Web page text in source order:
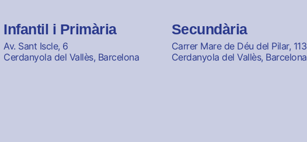
Infantil i Primària
Av. Sant Iscle, 6
Cerdanyola del Vallès, Barcelona
Secundària
Carrer Mare de Déu del Pilar, 113
Cerdanyola del Vallès, Barcelona